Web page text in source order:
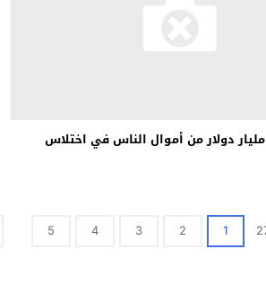
كيف “تبخر” 2.5 مليار دولار من أموال الناس في اختلاس
1
2
3
4
5